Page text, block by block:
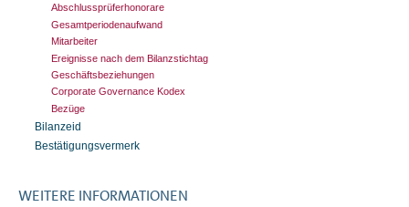
Abschlussprüferhonorare
Gesamtperiodenaufwand
Mitarbeiter
Ereignisse nach dem Bilanzstichtag
Geschäftsbeziehungen
Corporate Governance Kodex
Bezüge
Bilanzeid
Bestätigungsvermerk
WEITERE INFORMATIONEN